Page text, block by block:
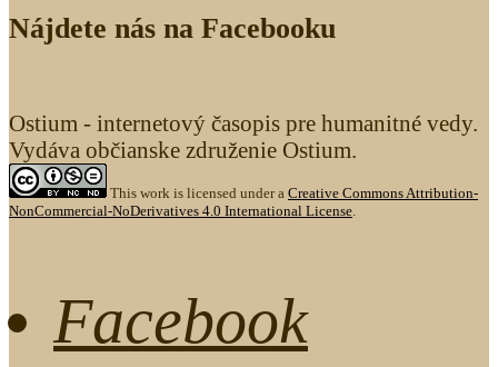
Nájdete nás na Facebooku
Ostium - internetový časopis pre humanitné vedy.
Vydáva občianske združenie Ostium.
This work is licensed under a Creative Commons Attribution-
NonCommercial-NoDerivatives 4.0 International License.
Facebook